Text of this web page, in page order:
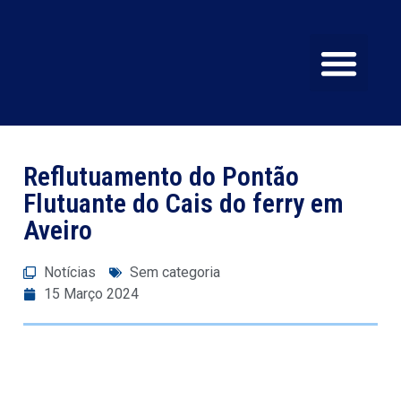
Reflutuamento do Pontão
Flutuante do Cais do ferry em
Aveiro
Notícias
Sem categoria
15 Março 2024